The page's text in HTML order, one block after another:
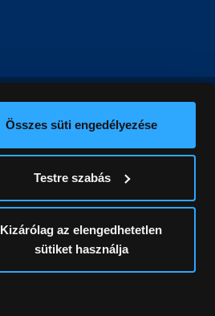
Összes süti engedélyezése
Testre szabás
Kizárólag az elengedhetetlen
sütiket használja